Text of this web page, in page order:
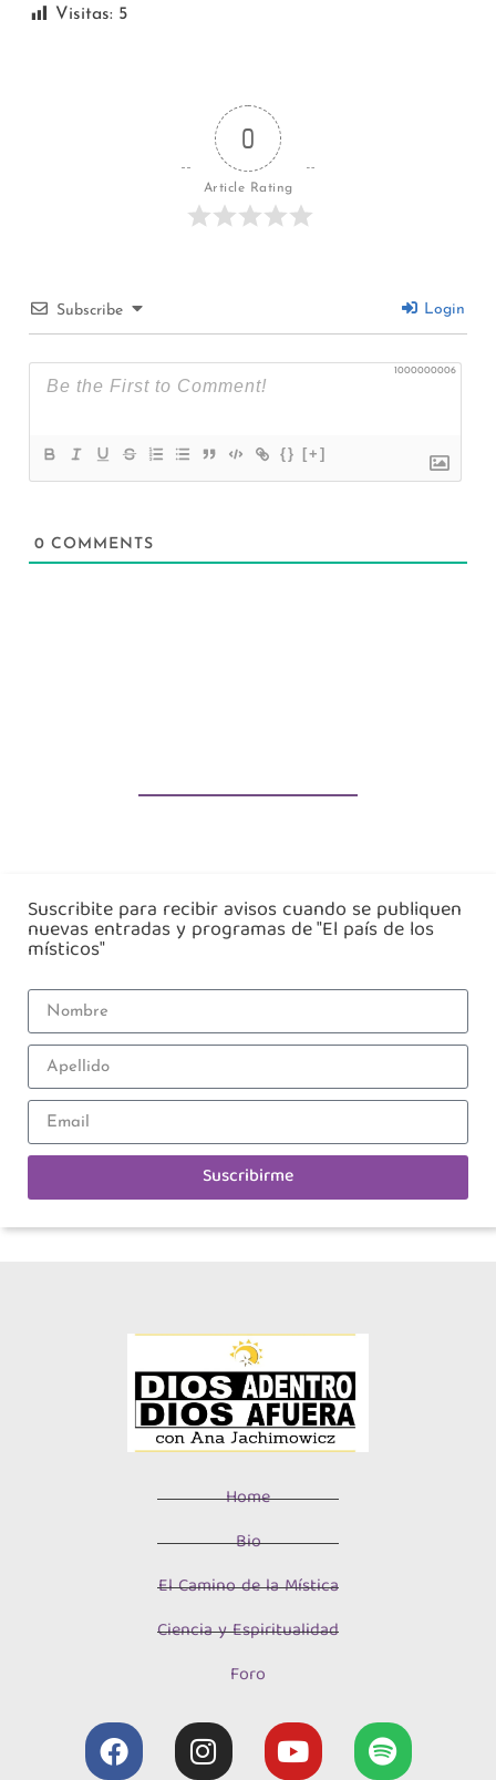
Visitas: 5
0
Article Rating
Subscribe Login
1000000006
{} [+]
0 COMMENTS
Suscribite para recibir avisos cuando se publiquen
nuevas entradas y programas de "El país de los
místicos"
Suscribirme
Home
Bio
El Camino de la Mística
Ciencia y Espiritualidad
Foro